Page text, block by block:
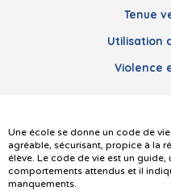
Tenue
Utilisation
Violence
Une école se donne un code de
agréable, sécurisant, propice à la
élève. Le code de vie est un
comportements attendus et il
manquements.